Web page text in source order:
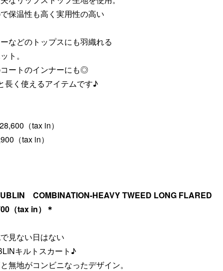
保温性も高く実用性の高い
などのトップスにも羽織れる
ト。
ートのインナーにも◎
長く使えるアイテムです♪
（tax in）
（tax in）
COMBINATION-HEAVY TWEED LONG FLARED
（tax in）＊
見ない日はない
キルトスカート♪
無地がコンビニなったデザイン。